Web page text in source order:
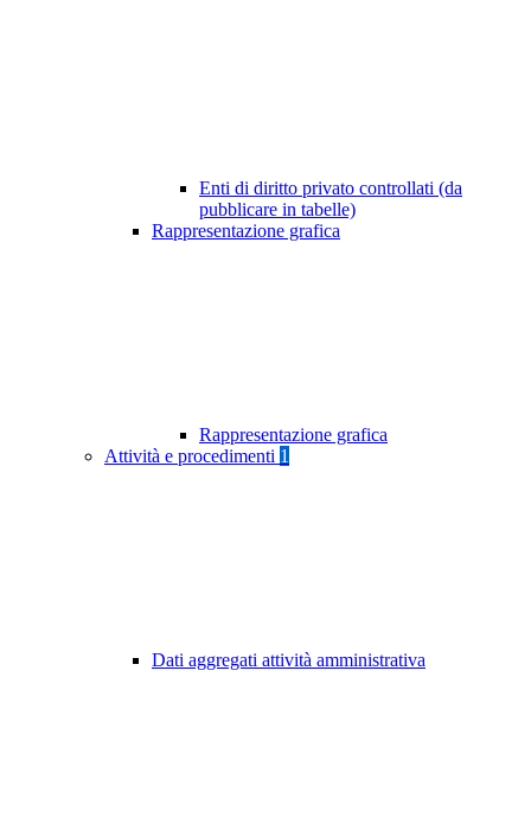
Enti di diritto privato controllati (da
pubblicare in tabelle)
Rappresentazione grafica
Rappresentazione grafica
Attività e procedimenti 1
Dati aggregati attività amministrativa